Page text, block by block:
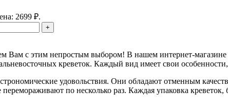
2699 ₽.
с этим непростым выбором! В нашем интернет-магазине
креветок. Каждый вид имеет свои
удовольствия. Они обладают отменным
по несколько раз. Каждая упаковка